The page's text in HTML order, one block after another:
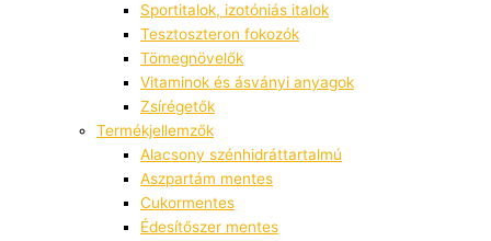
Sportitalok, izotóniás italok
Tesztoszteron fokozók
Tömegnövelők
Vitaminok és ásványi anyagok
Zsírégetők
Termékjellemzők
Alacsony szénhidráttartalmú
Aszpartám mentes
Cukormentes
Édesítőszer mentes